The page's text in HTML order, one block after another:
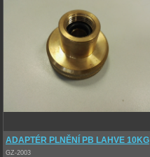
ADAPTÉR PLNĚNÍ PB LAHVE 10KG
GZ-2003